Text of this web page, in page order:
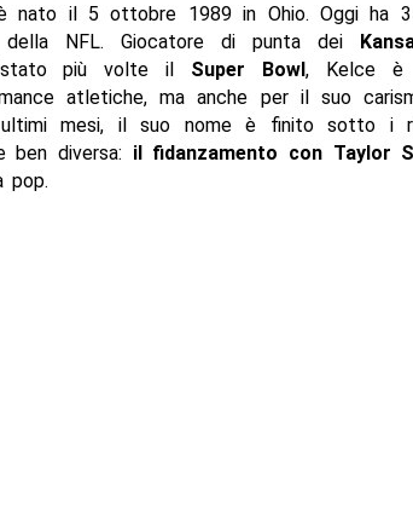
nato il 5 ottobre 1989 in Ohio. Oggi ha
della NFL. Giocatore di punta dei
più volte il Super Bowl, Kelce è
atletiche, ma anche per il suo
ultimi mesi, il suo nome è finito sotto i
ben diversa: il fidanzamento con Taylor
pop.